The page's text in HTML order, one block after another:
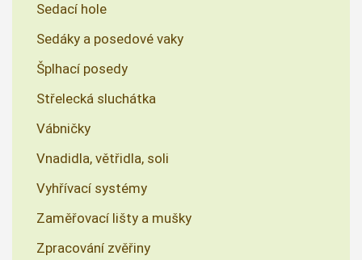
Sedací hole
Sedáky a posedové vaky
Šplhací posedy
Střelecká sluchátka
Vábničky
Vnadidla, větřidla, soli
Vyhřívací systémy
Zaměřovací lišty a mušky
Zpracování zvěřiny